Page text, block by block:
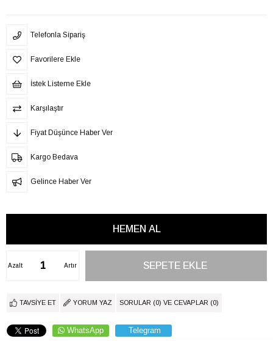
Telefonla Sipariş
Favorilere Ekle
İstek Listeme Ekle
Karşılaştır
Fiyat Düşünce Haber Ver
Kargo Bedava
Gelince Haber Ver
Artır
Azalt
TAVSIYE ET YORUM YAZ SORULAR (0) VE CEVAPLAR (0)
WhatsApp Telegram